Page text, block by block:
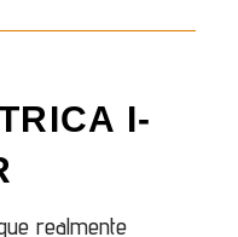
I-
realmente